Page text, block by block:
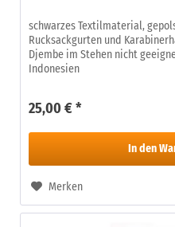
schwarzes Textilmaterial,
Rucksackgurten und
Djembe im Stehen nicht
Indonesien
25,00 € *
In den
Merken